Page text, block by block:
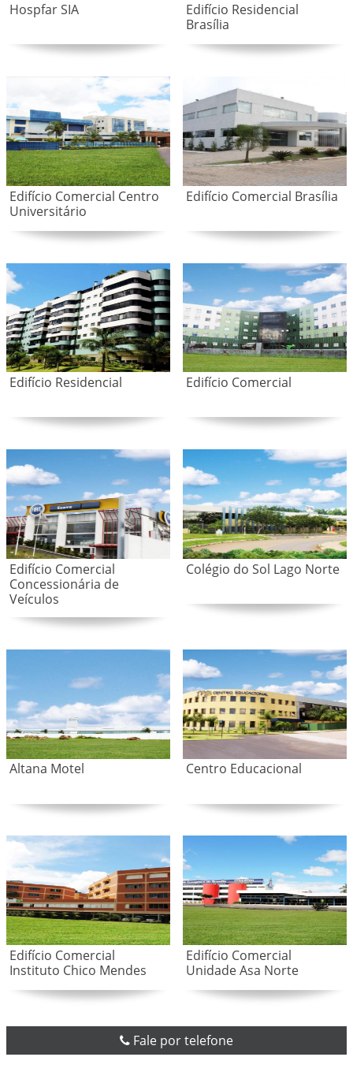
Hospfar SIA
Edifício Residencial
Brasília
Edifício Comercial Centro
Universitário
Edifício Comercial Brasília
Edifício Residencial Edifício Comercial
Edifício Comercial
Concessionária de
Veículos
Colégio do Sol Lago Norte
Altana Motel Centro Educacional
Edifício Comercial
Instituto Chico Mendes
Edifício Comercial
Unidade Asa Norte
Fale por telefone